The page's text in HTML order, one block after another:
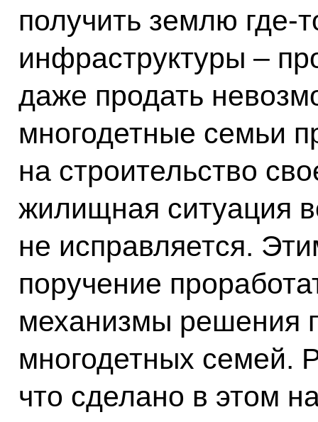
получить землю
инфраструктуры –
даже продать
многодетные семьи
на строительство
жилищная ситуация
не исправляется.
поручение
механизмы решения
многодетных семей.
что сделано в этом